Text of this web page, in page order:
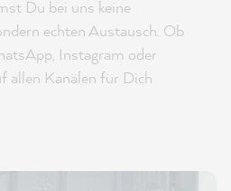
Du bei uns keine
echten Austausch. Ob
Instagram oder
allen Kanälen für Dich